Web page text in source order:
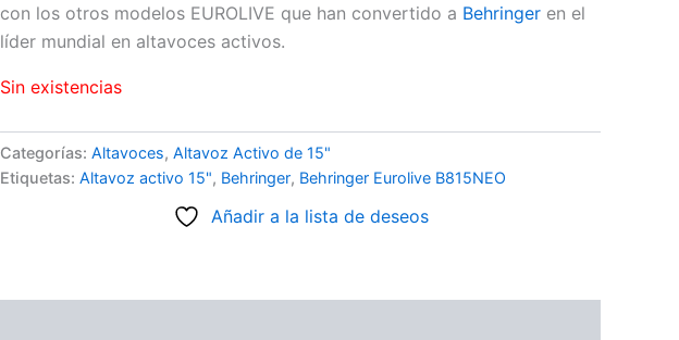
con los otros modelos EUROLIVE que han convertido a Behringer en el
líder mundial en altavoces activos.
Sin existencias
Categorías: Altavoces, Altavoz Activo de 15"
Etiquetas: Altavoz activo 15", Behringer, Behringer Eurolive B815NEO
Añadir a la lista de deseos